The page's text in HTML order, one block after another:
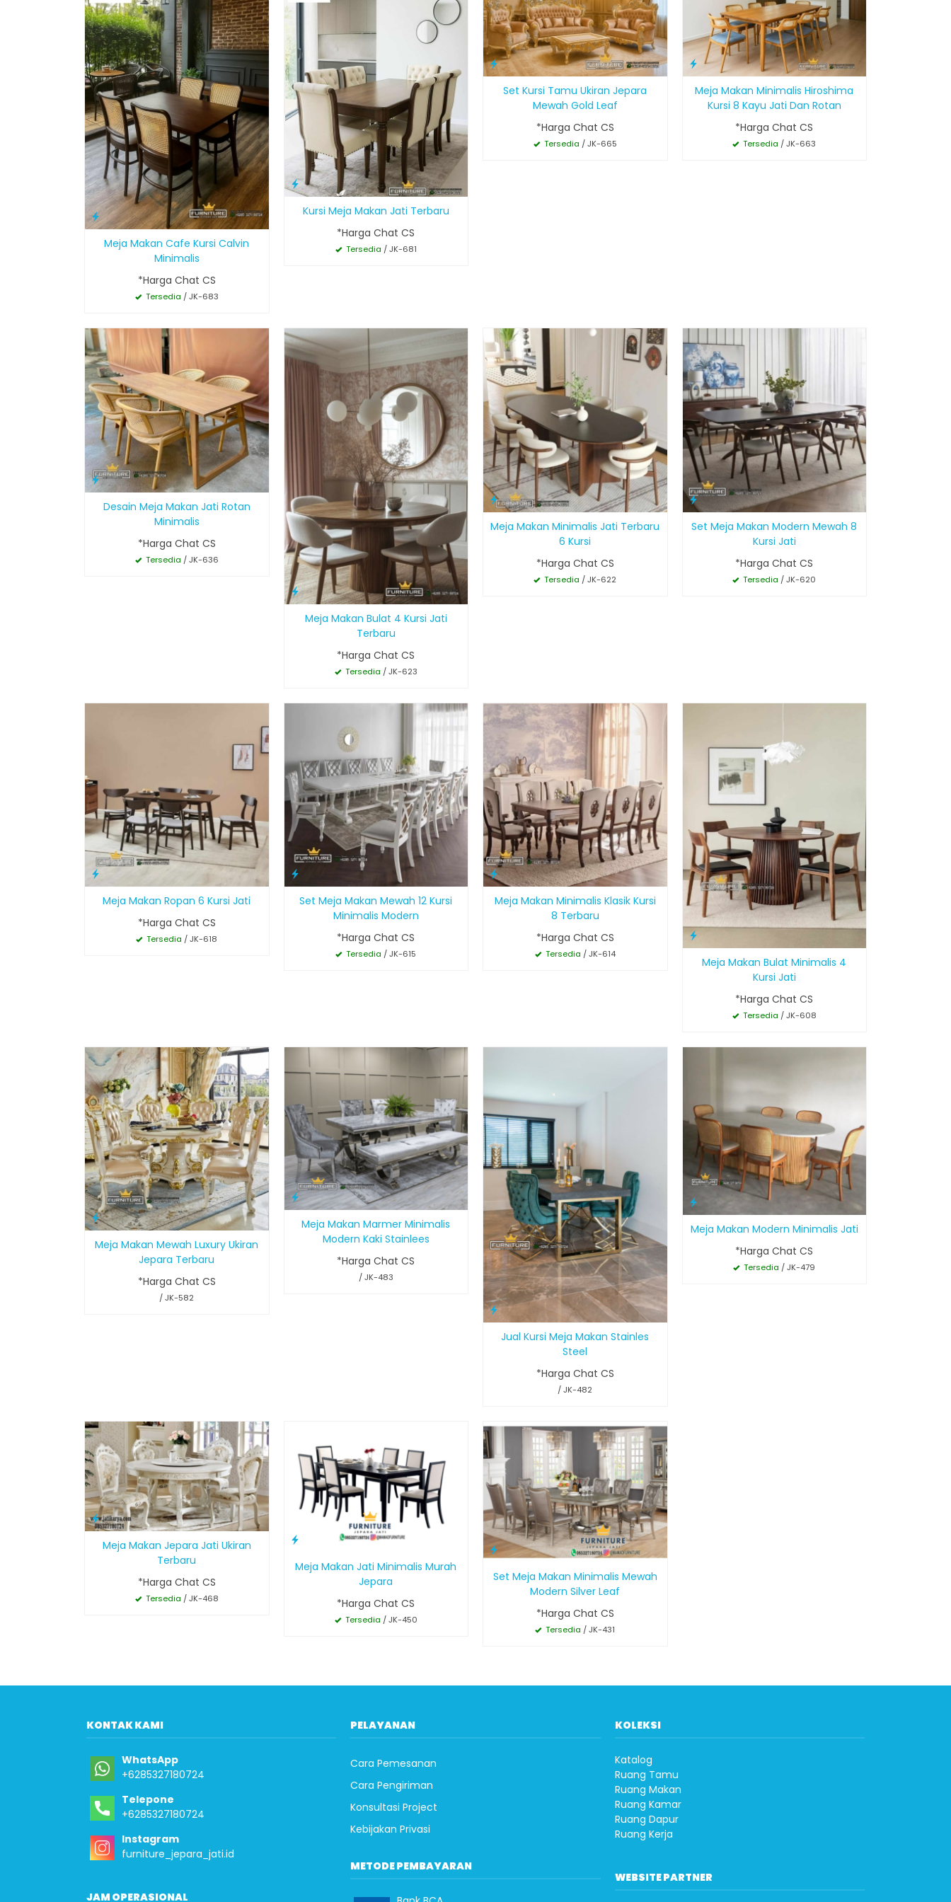
Meja Makan Cafe Kursi Calvin
Minimalis
*Harga Chat CS
Tersedia / JK-683
Kursi Meja Makan Jati Terbaru
*Harga Chat CS
Tersedia / JK-681
Set Kursi Tamu Ukiran Jepara
Mewah Gold Leaf
*Harga Chat CS
Tersedia / JK-665
Meja Makan Minimalis Hiroshima
Kursi 8 Kayu Jati Dan Rotan
*Harga Chat CS
Tersedia / JK-663
Desain Meja Makan Jati Rotan
Minimalis
*Harga Chat CS
Tersedia / JK-636
Meja Makan Bulat 4 Kursi Jati
Terbaru
*Harga Chat CS
Tersedia / JK-623
Meja Makan Minimalis Jati Terbaru
6 Kursi
*Harga Chat CS
Tersedia / JK-622
Set Meja Makan Modern Mewah 8
Kursi Jati
*Harga Chat CS
Tersedia / JK-620
Meja Makan Ropan 6 Kursi Jati
*Harga Chat CS
Tersedia / JK-618
Set Meja Makan Mewah 12 Kursi
Minimalis Modern
*Harga Chat CS
Tersedia / JK-615
Meja Makan Minimalis Klasik Kursi
8 Terbaru
*Harga Chat CS
Tersedia / JK-614
Meja Makan Bulat Minimalis 4
Kursi Jati
*Harga Chat CS
Tersedia / JK-608
Meja Makan Mewah Luxury Ukiran
Jepara Terbaru
*Harga Chat CS
/ JK-582
Meja Makan Marmer Minimalis
Modern Kaki Stainlees
*Harga Chat CS
/ JK-483
Jual Kursi Meja Makan Stainles
Steel
*Harga Chat CS
/ JK-482
Meja Makan Modern Minimalis Jati
*Harga Chat CS
Tersedia / JK-479
Meja Makan Jepara Jati Ukiran
Terbaru
*Harga Chat CS
Tersedia / JK-468
Meja Makan Jati Minimalis Murah
Jepara
*Harga Chat CS
Tersedia / JK-450
Set Meja Makan Minimalis Mewah
Modern Silver Leaf
*Harga Chat CS
Tersedia / JK-431
KONTAK KAMI
WhatsApp
+6285327180724
Telepone
+6285327180724
Instagram
furniture_jepara_jati.id
JAM OPERASIONAL
PELAYANAN
Cara Pemesanan
Cara Pengiriman
Konsultasi Project
Kebijakan Privasi
METODE PEMBAYARAN
KOLEKSI
Katalog
Ruang Tamu
Ruang Makan
Ruang Kamar
Ruang Dapur
Ruang Kerja
WEBSITE PARTNER